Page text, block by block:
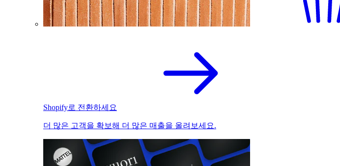
Shopify로 전환하세요
더 많은 고객을 확보해 더 많은 매출을 올려보세요.